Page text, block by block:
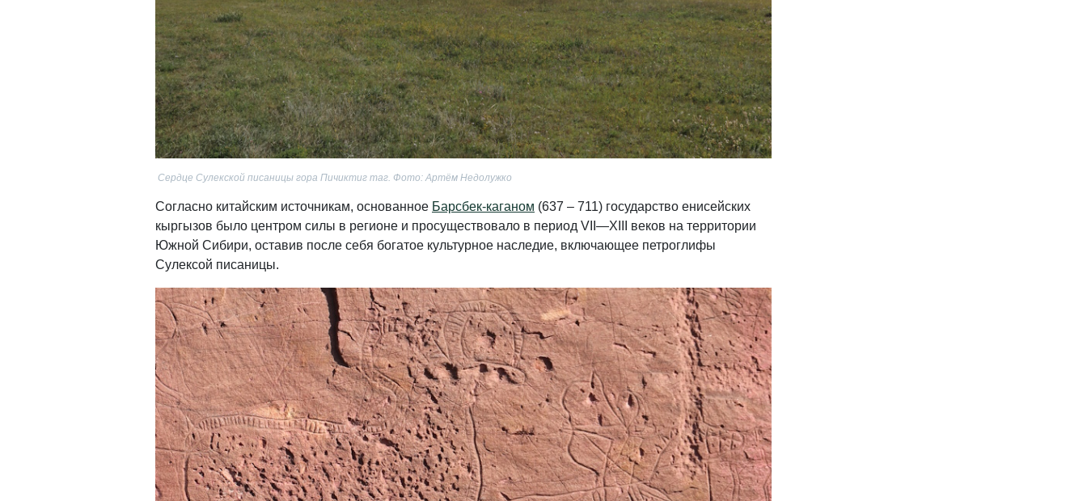
Сердце Сулекской писаницы гора Пичиктиг таг. Фото: Артём Недолужко
Согласно китайским источникам, основанное Барсбек-каганом (637 – 711) государство енисейских
кыргызов было центром силы в регионе и просуществовало в период VII—XIII веков на территории
Южной Сибири, оставив после себя богатое культурное наследие, включающее петроглифы
Сулексой писаницы.